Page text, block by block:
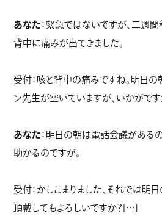
あなた ：緊急ではないですが、二週間
背中に痛みが出てきました。
受付：咳と背中の痛みですね。明日の
ン先生が空いていますが、いかがです
あなた ：明日の朝は電話会議がある
助かるのですが。
受付：かしこまりました、それでは明
頂戴してもよろしいですか？[…]